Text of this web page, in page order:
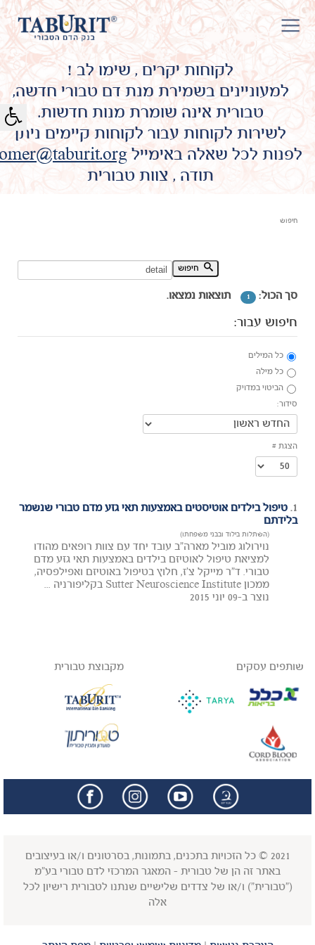
לקוחות יקרים , שימו לב !
למעוניינים בשמירת מנת דם טבורי חדשה,
טבורית אינה שומרת מנות חדשות.
לשירות לקוחות עבור לקוחות קיימים ניתן
לפנות לכל שאלה באימייל
תודה , צוות טבורית
חיפוש
חיפוש מילת מפתח:
סך הכול: 1 תוצאות נמצאו.
חיפוש עבור:
כל המילים
כל מילה
הביטוי במדויק
סידור:
הצגת #
1. טיפול בילדים אוטיסטים באמצעות תאי גזע מדם טבורי שנשמר
בלידתם
(השתלות בילוד ובבני משפחתו)
נוירולוג מוביל מארה"ב עובד יחד עם צוות רופאים מהודו
למציאת טיפול לאוטיזם בילדים באמצעות תאי גזע מדם
טבורי. ד"ר מייקל צ'ז, חלוץ בטיפול באוטיזם ואפילפסיה,
ממכון Sutter Neuroscience Institute בקליפורניה ...
נוצר ב-09 יוני 2015
שותפים עסקים מקבוצת טבורית
2021 © כל הזכויות בתכנים, בתמונות, בסרטונים ו/או בעיצובים
באתר זה הן של טבורית - המאגר המרכזי לדם טבורי בע"מ
("טבורית") ו/או של צדדים שלישיים שנתנו לטבורית רישיון לכל
אלה